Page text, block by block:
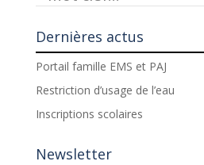
Dernières actus
Portail famille EMS et PAJ
Restriction d’usage de l’eau
Inscriptions scolaires
Newsletter